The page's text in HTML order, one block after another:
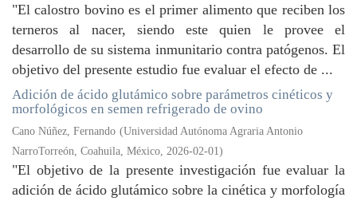
"El calostro bovino es el primer alimento que reciben los
terneros al nacer, siendo este quien le provee el
desarrollo de su sistema inmunitario contra patógenos. El
objetivo del presente estudio fue evaluar el efecto de ...
Adición de ácido glutámico sobre parámetros cinéticos y
morfológicos en semen refrigerado de ovino
Cano Núñez, Fernando (Universidad Autónoma Agraria Antonio
NarroTorreón, Coahuila, México, 2026-02-01)
"El objetivo de la presente investigación fue evaluar la
adición de ácido glutámico sobre la cinética y morfología